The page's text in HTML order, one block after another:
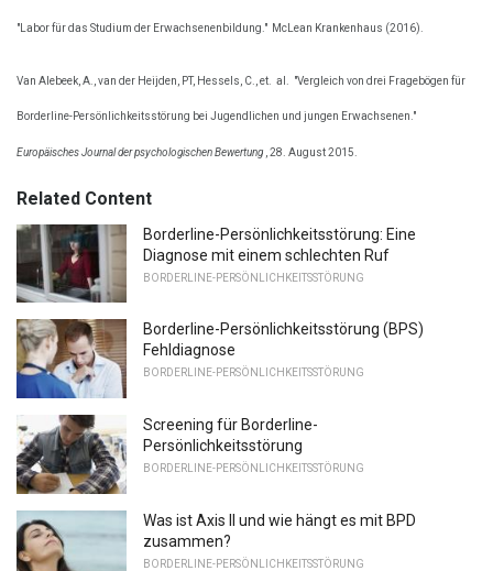
"Labor für das Studium der Erwachsenenbildung." McLean Krankenhaus (2016).
Van Alebeek, A., van der Heijden, PT, Hessels, C., et. al. "Vergleich von drei Fragebögen für
Borderline-Persönlichkeitsstörung bei Jugendlichen und jungen Erwachsenen."
Europäisches Journal der psychologischen Bewertung , 28. August 2015.
Related Content
Borderline-Persönlichkeitsstörung: Eine
Diagnose mit einem schlechten Ruf
BORDERLINE-PERSÖNLICHKEITSSTÖRUNG
Borderline-Persönlichkeitsstörung (BPS)
Fehldiagnose
BORDERLINE-PERSÖNLICHKEITSSTÖRUNG
Screening für Borderline-
Persönlichkeitsstörung
BORDERLINE-PERSÖNLICHKEITSSTÖRUNG
Was ist Axis II und wie hängt es mit BPD
zusammen?
BORDERLINE-PERSÖNLICHKEITSSTÖRUNG